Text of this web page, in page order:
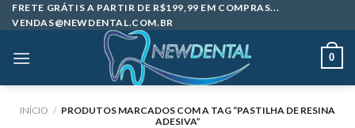
Skip
to
FRETE GRÁTIS A PARTIR DE R$199,99 EM COMPRAS...
VENDAS@NEWDENTAL.COM.BR
0
INÍCIO / PRODUTOS MARCADOS COM A TAG “PASTILHA DE RESINA
ADESIVA”